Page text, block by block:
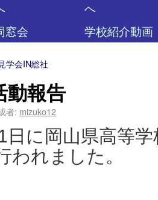
へ
窓会 学校紹介動画
学会IN総社
報告
者: mizuko12
日に岡山県高等
われました。